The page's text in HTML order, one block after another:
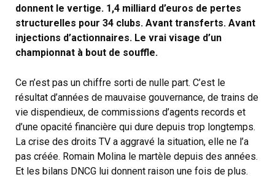
donnent le vertige. 1,4 milliard d’euros de pertes
structurelles pour 34 clubs. Avant transferts. Avant
injections d’actionnaires. Le vrai visage d’un
championnat à bout de souffle.
Ce n’est pas un chiffre sorti de nulle part. C’est le
résultat d’années de mauvaise gouvernance, de trains de
vie dispendieux, de commissions d’agents records et
d’une opacité financière qui dure depuis trop longtemps.
La crise des droits TV a aggravé la situation, elle ne l’a
pas créée. Romain Molina le martèle depuis des années.
Et les bilans DNCG lui donnent raison une fois de plus.